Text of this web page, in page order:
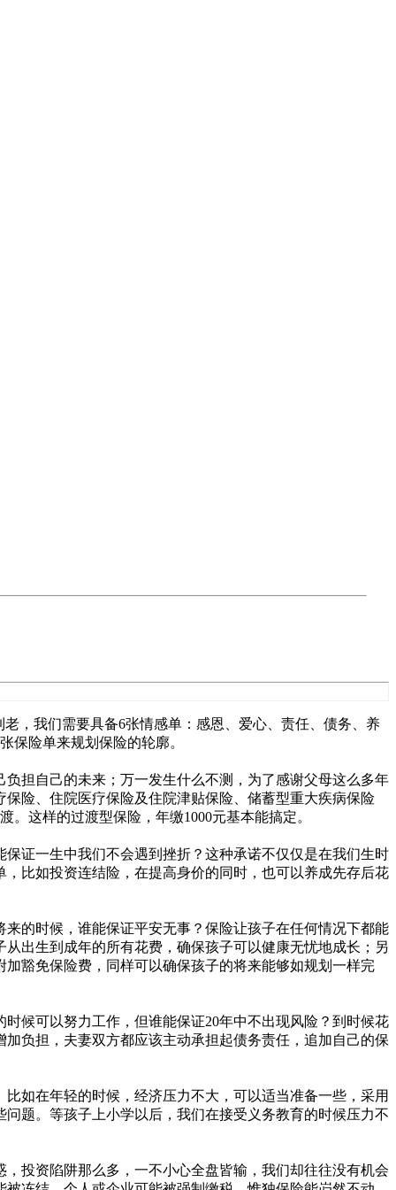
，我们需要具备6张情感单：感恩、爱心、责任、债务、养
保险单来规划保险的轮廓。
担自己的未来；万一发生什么不测，为了感谢父母这么多年
险、住院医疗保险及住院津贴保险、储蓄型重大疾病保险
这样的过渡型保险，年缴1000元基本能搞定。
证一生中我们不会遇到挫折？这种承诺不仅仅是在我们生时
比如投资连结险，在提高身价的同时，也可以养成先存后花
的时候，谁能保证平安无事？保险让孩子在任何情况下都能
出生到成年的所有花费，确保孩子可以健康无忧地成长；另
豁免保险费，同样可以确保孩子的将来能够如规划一样完
候可以努力工作，但谁能保证20年中不出现风险？到时候花
负担，夫妻双方都应该主动承担起债务责任，追加自己的保
如在年轻的时候，经济压力不大，可以适当准备一些，采用
题。等孩子上小学以后，我们在接受义务教育的时候压力不
投资陷阱那么多，一不小心全盘皆输，我们却往往没有机会